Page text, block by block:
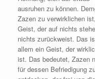
ausruhen zu können.
Zazen zu verwirklichen
Geist, der auf nichts
nichts zurückweist. Das
allem ein Geist, der
ist. Das bedeutet, Zazen
für dessen Befriedigung